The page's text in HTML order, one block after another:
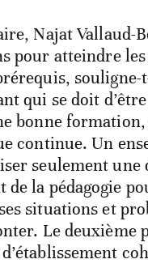
Najat Vallaud-
pour atteindre
souligne-
qui se doit
bonne
continue. Un
seulement une
de la pédagogie
situations et
Le deuxième